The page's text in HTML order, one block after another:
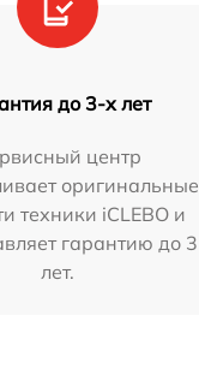
до 3-х лет
центр
оригинальные
техники iCLEBO и
гарантию до 3
лет.